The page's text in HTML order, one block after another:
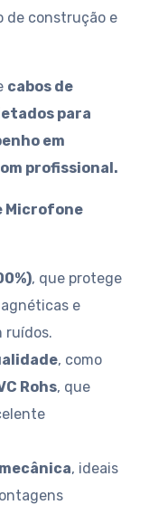
de construção e
cabos de
para
em
profissional.
Microfone
, que protege
e
ruídos.
, como
Rohs, que
, ideais